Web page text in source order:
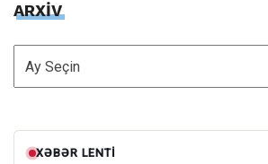
ARXİV
ARXİV
XƏBƏR LENTI